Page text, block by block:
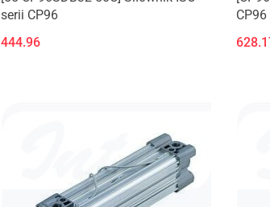
serii CP96
444.96
CP96